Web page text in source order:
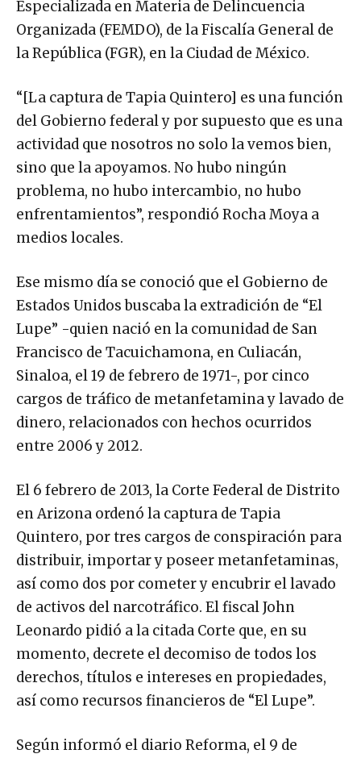
Especializada en Materia de Delincuencia
Organizada (FEMDO), de la Fiscalía General de
la República (FGR), en la Ciudad de México.
“[La captura de Tapia Quintero] es una función
del Gobierno federal y por supuesto que es una
actividad que nosotros no solo la vemos bien,
sino que la apoyamos. No hubo ningún
problema, no hubo intercambio, no hubo
enfrentamientos”, respondió Rocha Moya a
medios locales.
Ese mismo día se conoció que el Gobierno de
Estados Unidos buscaba la extradición de “El
Lupe” -quien nació en la comunidad de San
Francisco de Tacuichamona, en Culiacán,
Sinaloa, el 19 de febrero de 1971-, por cinco
cargos de tráfico de metanfetamina y lavado de
dinero, relacionados con hechos ocurridos
entre 2006 y 2012.
El 6 febrero de 2013, la Corte Federal de Distrito
en Arizona ordenó la captura de Tapia
Quintero, por tres cargos de conspiración para
distribuir, importar y poseer metanfetaminas,
así como dos por cometer y encubrir el lavado
de activos del narcotráfico. El fiscal John
Leonardo pidió a la citada Corte que, en su
momento, decrete el decomiso de todos los
derechos, títulos e intereses en propiedades,
así como recursos financieros de “El Lupe”.
Según informó el diario Reforma, el 9 de